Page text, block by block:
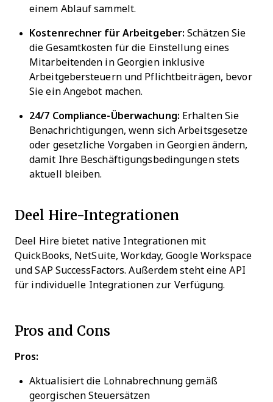
einem Ablauf sammelt.
Kostenrechner für Arbeitgeber: Schätzen Sie
die Gesamtkosten für die Einstellung eines
Mitarbeitenden in Georgien inklusive
Arbeitgebersteuern und Pflichtbeiträgen, bevor
Sie ein Angebot machen.
24/7 Compliance-Überwachung: Erhalten Sie
Benachrichtigungen, wenn sich Arbeitsgesetze
oder gesetzliche Vorgaben in Georgien ändern,
damit Ihre Beschäftigungsbedingungen stets
aktuell bleiben.
Deel Hire-Integrationen
Deel Hire bietet native Integrationen mit
QuickBooks, NetSuite, Workday, Google Workspace
und SAP SuccessFactors. Außerdem steht eine API
für individuelle Integrationen zur Verfügung.
Pros and Cons
Pros:
Aktualisiert die Lohnabrechnung gemäß
georgischen Steuersätzen